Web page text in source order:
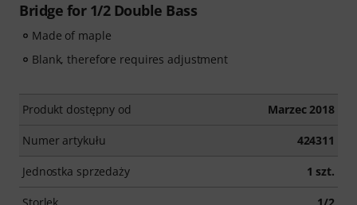
Bridge for 1/2 Double Bass
Made of maple
Blank, therefore requires adjustment
Produkt dostępny od Marzec 2018
Numer artykułu 424311
Jednostka sprzedaży 1 szt.